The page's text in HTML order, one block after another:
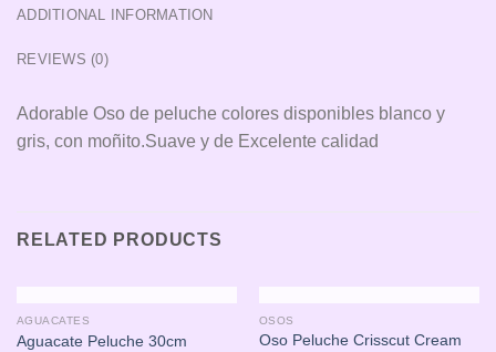
ADDITIONAL INFORMATION
REVIEWS (0)
Adorable Oso de peluche colores disponibles blanco y
gris, con moñito.Suave y de Excelente calidad
RELATED PRODUCTS
OUT OF STOCK
AGUACATES
Aguacate Peluche 30cm
OSOS
Oso Peluche Crisscut Cream